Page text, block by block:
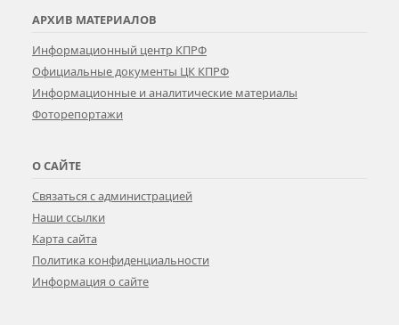
АРХИВ МАТЕРИАЛОВ
Информационный центр КПРФ
Официальные документы ЦК КПРФ
Информационные и аналитические материалы
Фоторепортажи
О САЙТЕ
Связаться с администрацией
Наши ссылки
Карта сайта
Политика конфиденциальности
Информация о сайте